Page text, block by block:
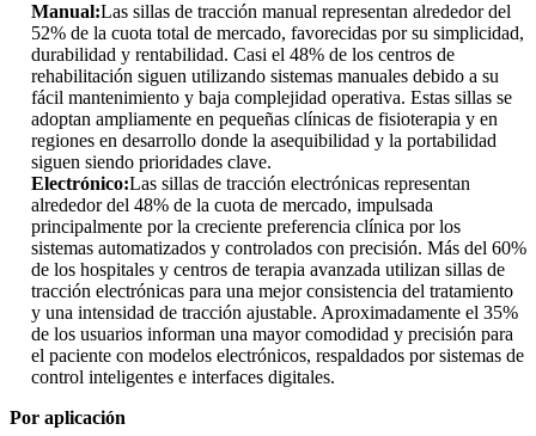
Manual:Las sillas de tracción manual representan alrededor del
52% de la cuota total de mercado, favorecidas por su simplicidad,
durabilidad y rentabilidad. Casi el 48% de los centros de
rehabilitación siguen utilizando sistemas manuales debido a su
fácil mantenimiento y baja complejidad operativa. Estas sillas se
adoptan ampliamente en pequeñas clínicas de fisioterapia y en
regiones en desarrollo donde la asequibilidad y la portabilidad
siguen siendo prioridades clave.
Electrónico:Las sillas de tracción electrónicas representan
alrededor del 48% de la cuota de mercado, impulsada
principalmente por la creciente preferencia clínica por los
sistemas automatizados y controlados con precisión. Más del 60%
de los hospitales y centros de terapia avanzada utilizan sillas de
tracción electrónicas para una mejor consistencia del tratamiento
y una intensidad de tracción ajustable. Aproximadamente el 35%
de los usuarios informan una mayor comodidad y precisión para
el paciente con modelos electrónicos, respaldados por sistemas de
control inteligentes e interfaces digitales.
Por aplicación